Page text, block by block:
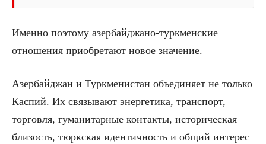
Именно поэтому азербайджано-туркменские
отношения приобретают новое значение.
Азербайджан и Туркменистан объединяет не только
Каспий. Их связывают энергетика, транспорт,
торговля, гуманитарные контакты, историческая
близость, тюркская идентичность и общий интерес